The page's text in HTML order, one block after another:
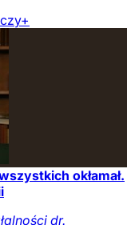
okłamał.
dr.